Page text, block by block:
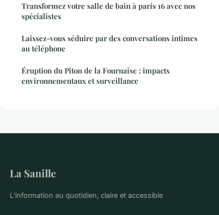
Transformez votre salle de bain à paris 16 avec nos
spécialistes
Laissez-vous séduire par des conversations intimes
au téléphone
Éruption du Piton de la Fournaise : impacts
environnementaux et surveillance
La Sanille
L'information au quotidien, claire et accessible